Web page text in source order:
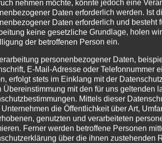
POLIZEI
flüchten
–
nach
gestoppt
2026
POLIZEI
hinter
2. AUG.
nehmen möchte, könnte jedoch eine
Daten erforderlich werden. Ist
Daten erforderlich und besteht
keine gesetzliche Grundlage, holen
der betroffenen Person ein.
personenbezogener Daten,
E-Mail-Adresse oder Telefonnummer
erfolgt stets im Einklang mit der
Übereinstimmung mit den für uns geltenden
Mittels dieser
Unternehmen die Öffentlichkeit über Art,
genutzten und verarbeiteten
Ferner werden betroffene Personen
über die ihnen zustehenden